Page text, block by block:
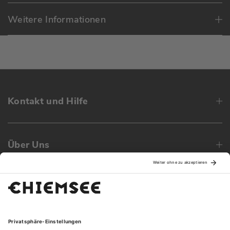
Weitere Informationen
Kontakt und Hilfe
Über Uns
Family